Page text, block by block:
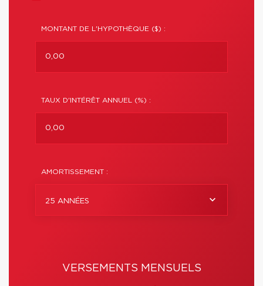
MONTANT DE L'HYPOTHÈQUE ($) :
TAUX D'INTÉRÊT ANNUEL (%) :
AMORTISSEMENT :
25 ANNÉES
VERSEMENTS MENSUELS